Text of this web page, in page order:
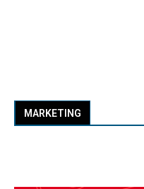
MARKETING